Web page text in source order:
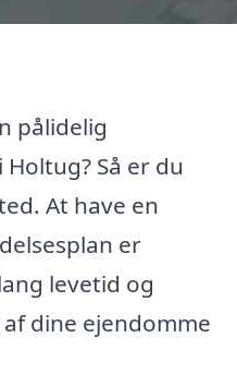
pålidelig
Så er du
At have en
er
levetid og
dine ejendomme